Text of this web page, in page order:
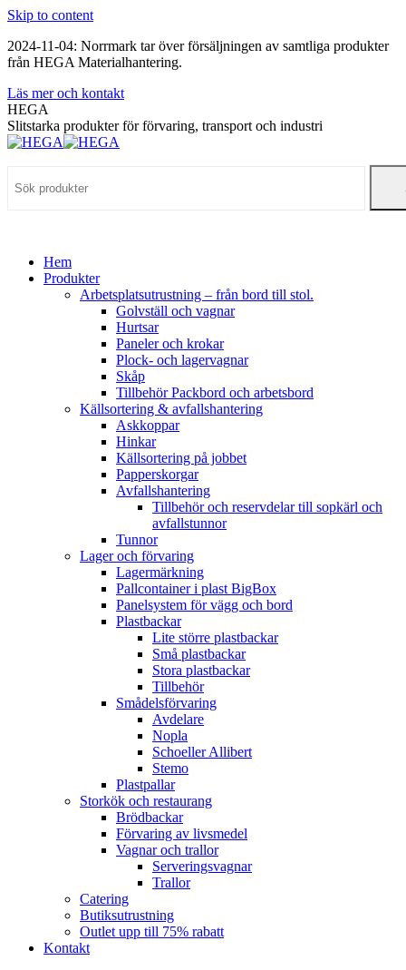
Skip to content
2024-11-04: Norrmark tar över försäljningen av samtliga produkter
från HEGA Materialhantering.
Läs mer och kontakt
HEGA
Slitstarka produkter för förvaring, transport och industri
Hem
Produkter
Arbetsplatsutrustning – från bord till stol.
Golvställ och vagnar
Hurtsar
Paneler och krokar
Plock- och lagervagnar
Skåp
Tillbehör Packbord och arbetsbord
Källsortering & avfallshantering
Askkoppar
Hinkar
Källsortering på jobbet
Papperskorgar
Avfallshantering
Tillbehör och reservdelar till sopkärl och
avfallstunnor
Tunnor
Lager och förvaring
Lagermärkning
Pallcontainer i plast BigBox
Panelsystem för vägg och bord
Plastbackar
Lite större plastbackar
Små plastbackar
Stora plastbackar
Tillbehör
Smådelsförvaring
Avdelare
Nopla
Schoeller Allibert
Stemo
Plastpallar
Storkök och restaurang
Brödbackar
Förvaring av livsmedel
Vagnar och trallor
Serveringsvagnar
Trallor
Catering
Butiksutrustning
Outlet upp till 75% rabatt
Kontakt